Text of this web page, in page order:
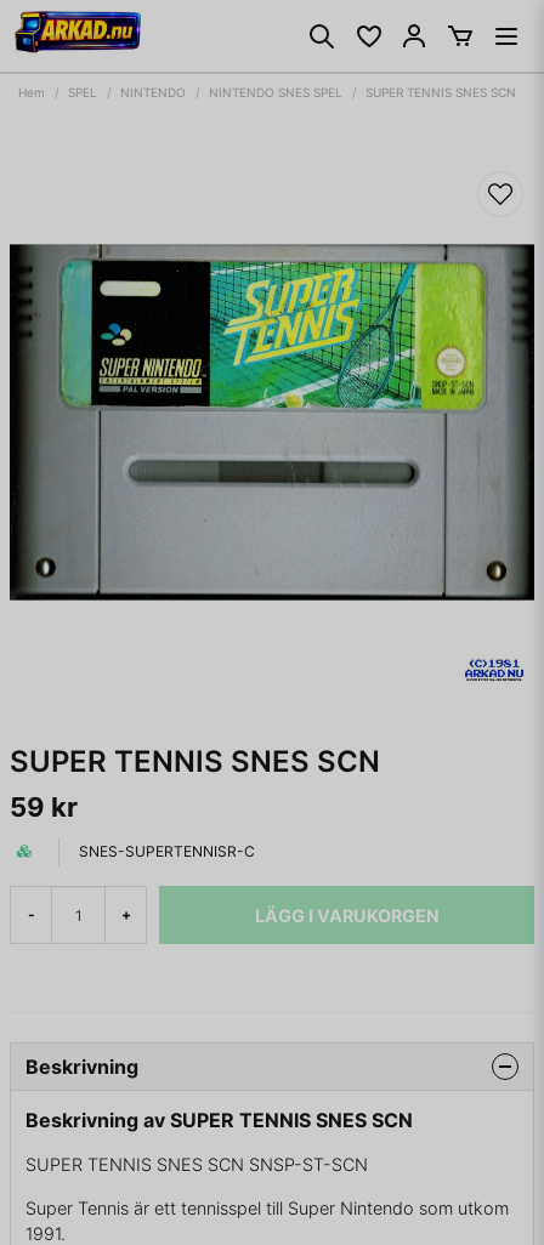
Hem SPEL NINTENDO NINTENDO SNES SPEL SUPER TENNIS SNES SCN
SUPER TENNIS SNES SCN
59 kr
SNES-SUPERTENNISR-C
- + LÄGG I VARUKORGEN
Beskrivning
Beskrivning av SUPER TENNIS SNES SCN
SUPER TENNIS SNES SCN SNSP-ST-SCN
Super Tennis är ett tennisspel till Super Nintendo som utkom
1991.